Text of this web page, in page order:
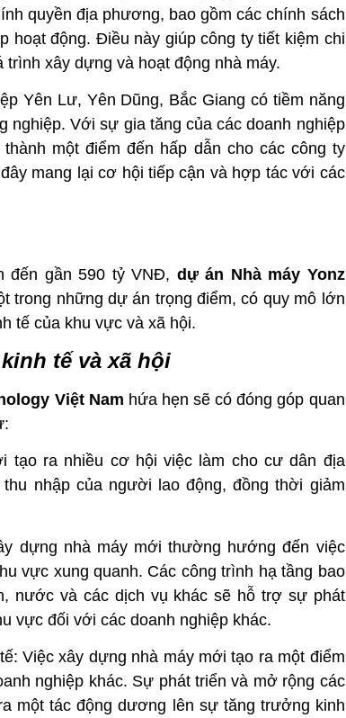
quyền địa phương, bao gồm các chính sách
hoạt động. Điều này giúp công ty tiết kiệm chi
xây dựng và hoạt động nhà máy.
Yên Lư, Yên Dũng, Bắc Giang có tiềm năng
nghiệp. Với sự gia tăng của các doanh nghiệp
một điểm đến hấp dẫn cho các công ty
mang lại cơ hội tiếp cận và hợp tác với các
đến gần 590 tỷ VNĐ, dự án Nhà máy Yonz
trong những dự án trọng điểm, có quy mô lớn
tế của khu vực và xã hội.
tế và xã hội
Việt Nam hứa hẹn sẽ có đóng góp quan
tạo ra nhiều cơ hội việc làm cho cư dân địa
nhập của người lao động, đồng thời giảm
dựng nhà máy mới thường hướng đến việc
vực xung quanh. Các công trình hạ tầng bao
nước và các dịch vụ khác sẽ hỗ trợ sự phát
vực đối với các doanh nghiệp khác.
Việc xây dựng nhà máy mới tạo ra một điểm
nghiệp khác. Sự phát triển và mở rộng các
một tác động dương lên sự tăng trưởng kinh